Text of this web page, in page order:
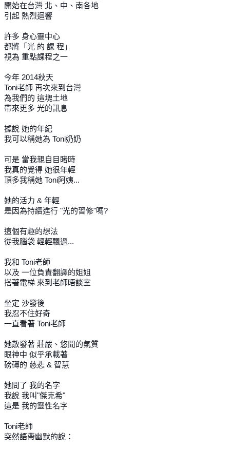
開始在台灣 北、中、南各地
引起 熱烈迴響
許多 身心靈中心
都將「光 的 課 程」
視為 重點課程之一
今年 2014秋天
Toni老師 再次來到台灣
為我們的 這塊土地
帶來更多 光的訊息
據說 她的年紀
我可以稱她為 Toni奶奶
可是 當我親自目睹時
我真的覺得 她很年輕
頂多我稱她 Toni阿姨...
她的活力 & 年輕
是因為持續進行 "光的習修"嗎?
這個有趣的想法
從我腦袋 輕輕飄過...
我和 Toni老師
以及 一位負責翻譯的姐姐
搭著電梯 來到老師晤談室
坐定 沙發後
我忍不住好奇
一直看著 Toni老師
她散發著 莊嚴、悠閒的氣質
眼神中 似乎承載著
磅礡的 慈悲 & 智慧
她問了 我的名字
我說 我叫"傑克希"
這是 我的靈性名字
Toni老師
突然語帶幽默的說：